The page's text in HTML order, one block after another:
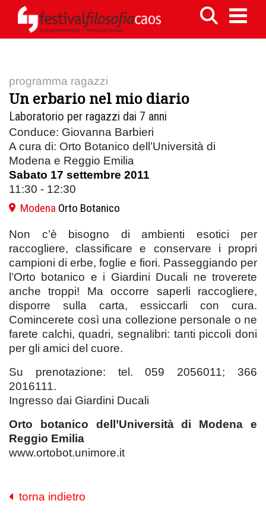
programma ragazzi
Un erbario nel mio diario
Laboratorio per ragazzi dai 7 anni
Conduce: Giovanna Barbieri
A cura di: Orto Botanico dell’Università di
Modena e Reggio Emilia
Sabato 17 settembre 2011
11:30 - 12:30
Modena Orto Botanico
Non c’è bisogno di ambienti esotici per
raccogliere, classificare e conservare i propri
campioni di erbe, foglie e fiori. Passeggiando per
l’Orto botanico e i Giardini Ducali ne troverete
anche troppi! Ma occorre saperli raccogliere,
disporre sulla carta, essiccarli con cura.
Comincerete così una collezione personale o ne
farete calchi, quadri, segnalibri: tanti piccoli doni
per gli amici del cuore.
Su prenotazione: tel. 059 2056011; 366
2016111.
Ingresso dai Giardini Ducali
Orto botanico dell’Università di Modena e
Reggio Emilia
www.ortobot.unimore.it
torna indietro